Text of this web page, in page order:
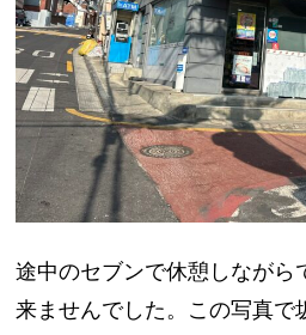
途中のセブンで休憩しながら
来ませんでした。この写真で